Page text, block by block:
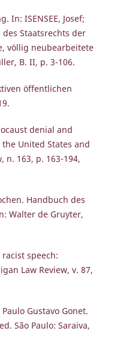
In: ISENSEE, Josef;
des Staatsrechts der
völlig neubearbeitete
B. II, p. 3-106.
öffentlichen
denial and
United States and
n. 163, p. 163-194,
Handbuch des
Walter de Gruyter,
racist speech:
Law Review, v. 87,
Gustavo Gonet.
São Paulo: Saraiva,